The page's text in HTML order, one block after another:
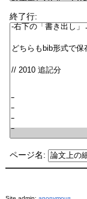
終了行:
ページ名: